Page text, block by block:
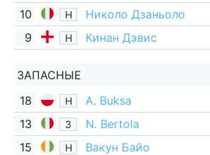
10
Н Николо Дзаньоло
9 Н Кинан Дэвис
ЗАПАСНЫЕ
18
Н A. Buksa
13 З N. Bertola
15 Н Вакун Байо